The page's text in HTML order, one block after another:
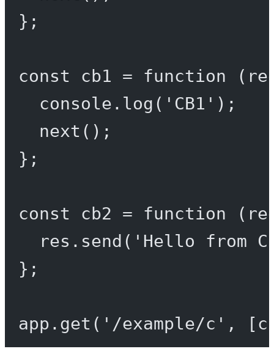
};
const cb1 = function (
console. log ( 'CB1' );
next ();
};
const cb2 = function (
res. send ( 'Hello from
};
app. get ( '/example/c' ,